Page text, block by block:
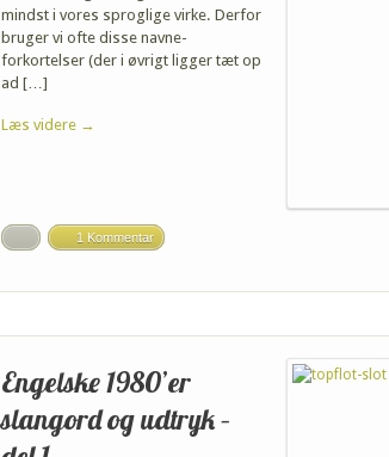
mindst i vores sproglige virke. Derfor
bruger vi ofte disse navne-
forkortelser (der i øvrigt ligger tæt op
ad […]
Læs videre →
1 Kommentar
Engelske 1980’er
slangord og udtryk –